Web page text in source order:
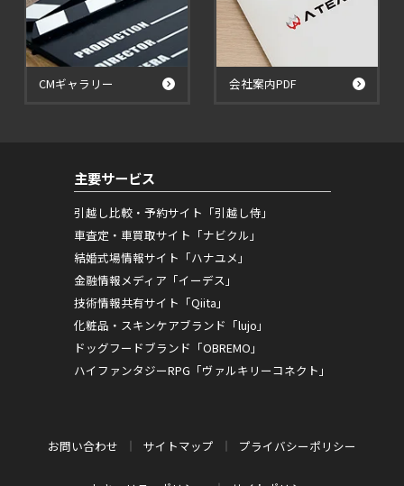
CMギャラリー 会社案内PDF
主要サービス
引越し比較・予約サイト「引越し侍」
車査定・車買取サイト「ナビクル」
結婚式場情報サイト「ハナユメ」
金融情報メディア「イーデス」
技術情報共有サイト「Qiita」
化粧品・スキンケアブランド「lujo」
ドッグフードブランド「OBREMO」
ハイファンタジーRPG「ヴァルキリーコネクト」
お問い合わせ サイトマップ プライバシーポリシー